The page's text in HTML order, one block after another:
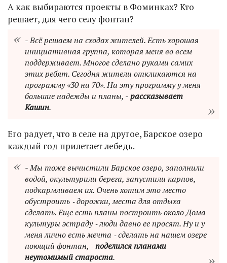
А как выбираются проекты в Фоминках? Кто
решает, для чего селу фонтан?
- Всё решаем на сходах жителей. Есть хорошая
инициативная группа, которая меня во всем
поддерживает. Многое сделано руками самих
этих ребят. Сегодня жители откликаются на
программу «30 на 70». На эту программу у меня
большие надежды и планы, -рассказывает
Кашин.
Его радует, что в селе на другое, Барское озеро
каждый год прилетает лебедь.
- Мы тоже вычистили Барское озеро, заполнили
водой, окультурили берега, запустили карпов,
подкармливаем их. Очень хотим это место
обустроить ‑ дорожки, места для отдыха
сделать. Еще есть планы построить около Дома
культуры эстраду ‑ люди давно ее просят. Ну и у
меня лично есть мечта ‑ сделать на нашем озере
поющий фонтан, ‑поделился планами
неутомимый староста.